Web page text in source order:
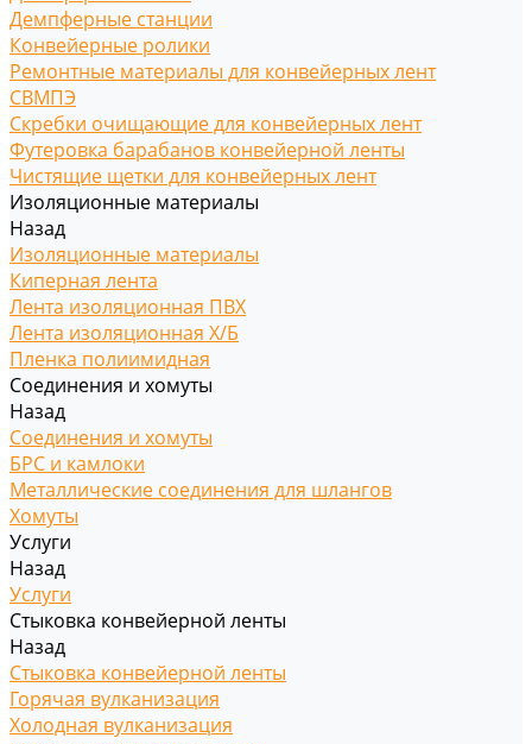
Демпферные станции
Конвейерные ролики
Ремонтные материалы для конвейерных лент
СВМПЭ
Скребки очищающие для конвейерных лент
Футеровка барабанов конвейерной ленты
Чистящие щетки для конвейерных лент
Изоляционные материалы
Назад
Изоляционные материалы
Киперная лента
Лента изоляционная ПВХ
Лента изоляционная Х/Б
Пленка полиимидная
Соединения и хомуты
Назад
Соединения и хомуты
БРС и камлоки
Металлические соединения для шлангов
Хомуты
Услуги
Назад
Услуги
Стыковка конвейерной ленты
Назад
Стыковка конвейерной ленты
Горячая вулканизация
Холодная вулканизация